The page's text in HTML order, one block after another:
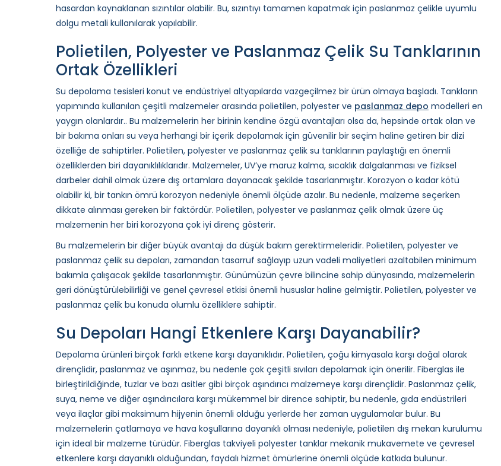
hasardan kaynaklanan sızıntılar olabilir. Bu, sızıntıyı tamamen kapatmak için paslanmaz çelikle uyumlu
dolgu metali kullanılarak yapılabilir.
Polietilen, Polyester ve Paslanmaz Çelik Su Tanklarının
Ortak Özellikleri
Su depolama tesisleri konut ve endüstriyel altyapılarda vazgeçilmez bir ürün olmaya başladı. Tankların
yapımında kullanılan çeşitli malzemeler arasında polietilen, polyester ve paslanmaz depo modelleri en
yaygın olanlardır.. Bu malzemelerin her birinin kendine özgü avantajları olsa da, hepsinde ortak olan ve
bir bakıma onları su veya herhangi bir içerik depolamak için güvenilir bir seçim haline getiren bir dizi
özelliğe de sahiptirler. Polietilen, polyester ve paslanmaz çelik su tanklarının paylaştığı en önemli
özelliklerden biri dayanıklılıklarıdır. Malzemeler, UV’ye maruz kalma, sıcaklık dalgalanması ve fiziksel
darbeler dahil olmak üzere dış ortamlara dayanacak şekilde tasarlanmıştır. Korozyon o kadar kötü
olabilir ki, bir tankın ömrü korozyon nedeniyle önemli ölçüde azalır. Bu nedenle, malzeme seçerken
dikkate alınması gereken bir faktördür. Polietilen, polyester ve paslanmaz çelik olmak üzere üç
malzemenin her biri korozyona çok iyi direnç gösterir.
Bu malzemelerin bir diğer büyük avantajı da düşük bakım gerektirmeleridir. Polietilen, polyester ve
paslanmaz çelik su depoları, zamandan tasarruf sağlayıp uzun vadeli maliyetleri azaltabilen minimum
bakımla çalışacak şekilde tasarlanmıştır. Günümüzün çevre bilincine sahip dünyasında, malzemelerin
geri dönüştürülebilirliği ve genel çevresel etkisi önemli hususlar haline gelmiştir. Polietilen, polyester ve
paslanmaz çelik bu konuda olumlu özelliklere sahiptir.
Su Depoları Hangi Etkenlere Karşı Dayanabilir?
Depolama ürünleri birçok farklı etkene karşı dayanıklıdır. Polietilen, çoğu kimyasala karşı doğal olarak
dirençlidir, paslanmaz ve aşınmaz, bu nedenle çok çeşitli sıvıları depolamak için önerilir. Fiberglas ile
birleştirildiğinde, tuzlar ve bazı asitler gibi birçok aşındırıcı malzemeye karşı dirençlidir. Paslanmaz çelik,
suya, neme ve diğer aşındırıcılara karşı mükemmel bir dirence sahiptir, bu nedenle, gıda endüstrileri
veya ilaçlar gibi maksimum hijyenin önemli olduğu yerlerde her zaman uygulamalar bulur. Bu
malzemelerin çatlamaya ve hava koşullarına dayanıklı olması nedeniyle, polietilen dış mekan kurulumu
için ideal bir malzeme türüdür. Fiberglas takviyeli polyester tanklar mekanik mukavemete ve çevresel
etkenlere karşı dayanıklı olduğundan, faydalı hizmet ömürlerine önemli ölçüde katkıda bulunur.